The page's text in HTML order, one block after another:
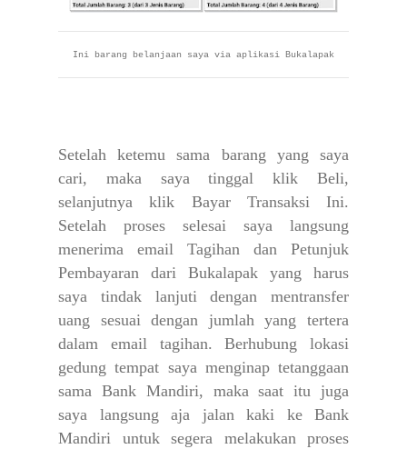
Ini barang belanjaan saya via aplikasi Bukalapak
Setelah ketemu sama barang yang saya
cari, maka saya tinggal klik Beli,
selanjutnya klik Bayar Transaksi Ini.
Setelah proses selesai saya langsung
menerima email Tagihan dan Petunjuk
Pembayaran dari Bukalapak yang harus
saya tindak lanjuti dengan mentransfer
uang sesuai dengan jumlah yang tertera
dalam email tagihan. Berhubung lokasi
gedung tempat saya menginap tetanggaan
sama Bank Mandiri, maka saat itu juga
saya langsung aja jalan kaki ke Bank
Mandiri untuk segera melakukan proses